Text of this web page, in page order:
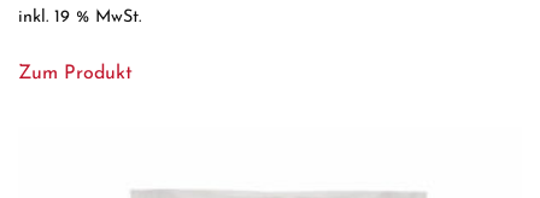
inkl. 19 % MwSt.
Zum Produkt